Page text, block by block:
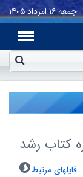
جمعه۱۶ اَمرداد ۱۴۰۵
کتاب رشد
فایلهای مرتبط